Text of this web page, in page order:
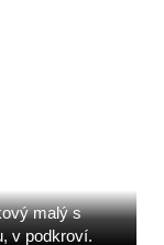
malý s
v podkroví.